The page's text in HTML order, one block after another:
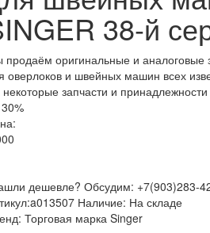
38-й
оригинальные и аналоговые
оверлоков и швейных машин всех
запчасти и
дешевле? Обсудим: +7(903)283-
a013507 Наличие: На складе
Торговая марка Singer